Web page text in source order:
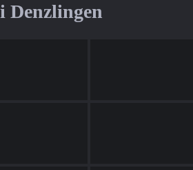
Denzlingen